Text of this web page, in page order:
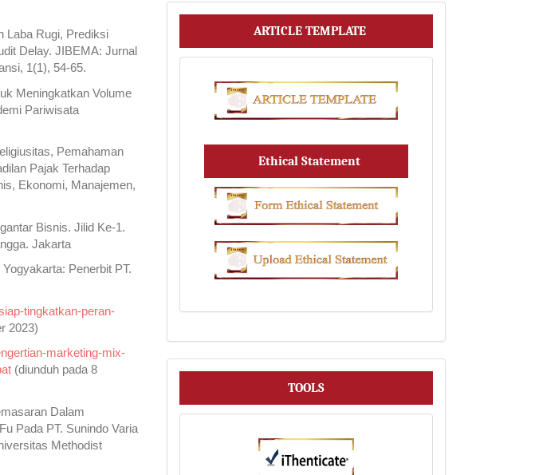
Laba Rugi, Prediksi
Delay. JIBEMA: Jurnal
1(1), 54-65.
Meningkatkan Volume
Pariwisata
Pemahaman
Pajak Terhadap
Ekonomi, Manajemen,
Bisnis. Jilid Ke-1.
Jakarta
Penerbit PT.
tingkatkan-peran-
2023)
marketing-mix-
(diunduh pada 8
Dalam
Pada PT. Sunindo Varia
Methodist
Article
TemplateARTICLE TEMPLATE
Ethical Statement
Tools TOOLS